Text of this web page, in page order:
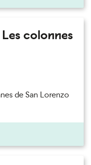
colonnes
de San Lorenzo